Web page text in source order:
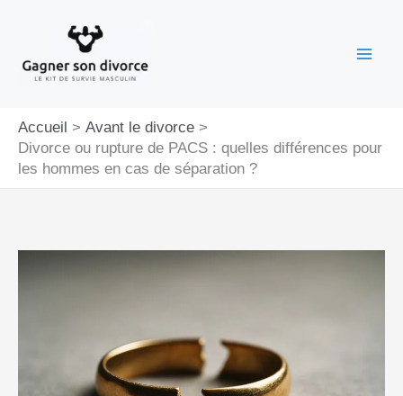
contenu
Accueil
Avant le divorce
Divorce ou rupture de PACS : quelles différences pour
les hommes en cas de séparation ?